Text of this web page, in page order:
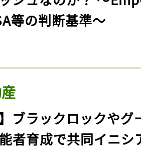
等の判断基準〜
】ブラックロックやグ
者育成で共同イニシ